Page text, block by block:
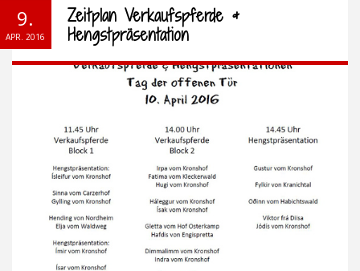
9.
APR. 2016
Zeitplan Verkaufspferde &
Hengstpräsentation